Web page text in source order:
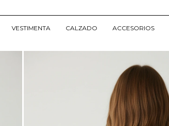
VESTIMENTA CALZADO ACCESORIOS